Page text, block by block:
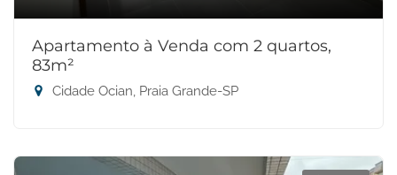
Apartamento à Venda com 2 quartos,
83m²
Cidade Ocian, Praia Grande-SP